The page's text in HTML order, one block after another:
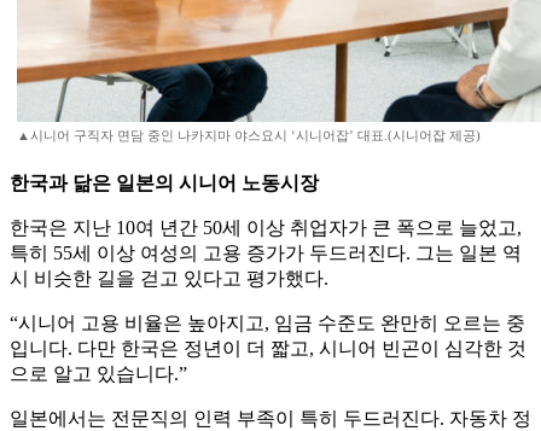
▲시니어 구직자 면담 중인 나카지마 야스요시 ‘시니어잡’ 대표.(시니어잡 제공)
한국과 닮은 일본의 시니어 노동시장
한국은 지난 10여 년간 50세 이상 취업자가 큰 폭으로 늘었고,
특히 55세 이상 여성의 고용 증가가 두드러진다. 그는 일본 역
시 비슷한 길을 걷고 있다고 평가했다.
“시니어 고용 비율은 높아지고, 임금 수준도 완만히 오르는 중
입니다. 다만 한국은 정년이 더 짧고, 시니어 빈곤이 심각한 것
으로 알고 있습니다.”
일본에서는 전문직의 인력 부족이 특히 두드러진다. 자동차 정